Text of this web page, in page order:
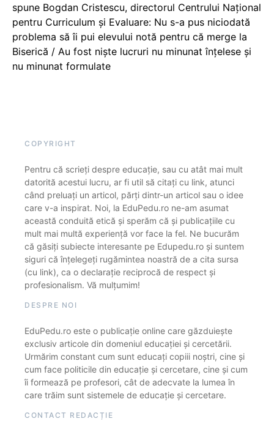
spune Bogdan Cristescu, directorul Centrului Național
pentru Curriculum și Evaluare: Nu s-a pus niciodată
problema să îi pui elevului notă pentru că merge la
Biserică / Au fost niște lucruri nu minunat înțelese și
nu minunat formulate
COPYRIGHT
Pentru că scrieți despre educație, sau cu atât mai mult
datorită acestui lucru, ar fi util să citați cu link, atunci
când preluați un articol, părți dintr-un articol sau o idee
care v-a inspirat. Noi, la EduPedu.ro ne-am asumat
această conduită etică și sperăm că și publicațiile cu
mult mai multă experiență vor face la fel. Ne bucurăm
că găsiți subiecte interesante pe Edupedu.ro și suntem
siguri că înțelegeți rugămintea noastră de a cita sursa
(cu link), ca o declarație reciprocă de respect și
profesionalism. Vă mulțumim!
DESPRE NOI
EduPedu.ro este o publicație online care găzduiește
exclusiv articole din domeniul educației și cercetării.
Urmărim constant cum sunt educați copiii noștri, cine și
cum face politicile din educație și cercetare, cine și cum
îi formează pe profesori, cât de adecvate la lumea în
care trăim sunt sistemele de educație și cercetare.
CONTACT REDACȚIE